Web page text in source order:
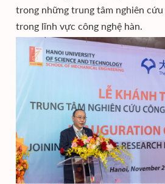
trong những trung tâm nghiên
trong lĩnh vực công nghệ hàn.